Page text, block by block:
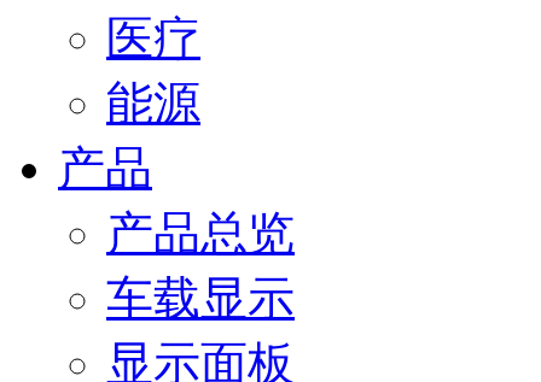
医疗
能源
产品
产品总览
车载显示
显示面板